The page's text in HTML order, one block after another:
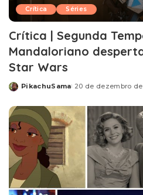
Crítica Séries
Crítica | Segunda
Mandaloriano
Star Wars
Posted
PikachuSama 20 de dezembro